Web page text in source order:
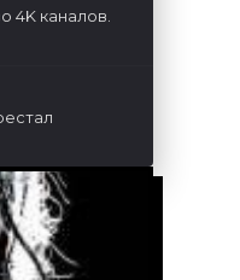
4K каналов.